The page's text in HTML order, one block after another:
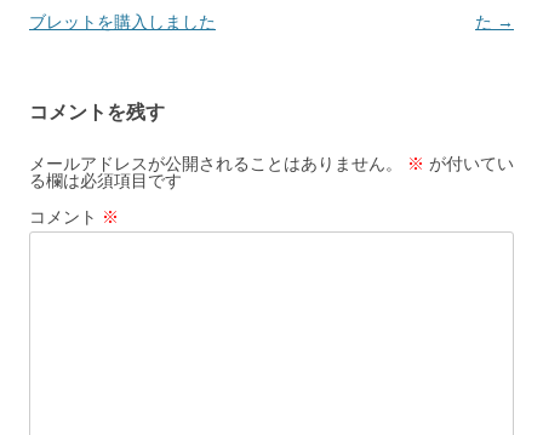
稿
ゲ
ー
シ
ョ
ブレットを購入しました
た →
コメントを残す
メールアドレスが公開されることはありません。 ※ が付いてい
る欄は必須項目です
コメント ※